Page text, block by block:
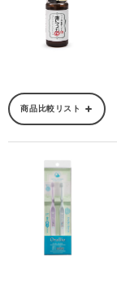
商品比較リスト